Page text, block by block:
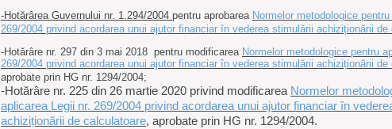
-Hotărârea Guvernului nr. 1.294/2004 pentru aprobarea Normelor metodologice
269/2004 privind acordarea unui ajutor financiar în vederea stimulării achiziționării de
-Hotărâre nr. 297 din 3 mai 2018 pentru modificarea Normelor metodologice pentru
269/2004 privind acordarea unui ajutor financiar în vederea stimulării achiziționării de
aprobate prin HG nr. 1294/2004;
-Hotărâre nr. 225 din 26 martie 2020 privind modificarea Normelor
aplicarea Legii nr. 269/2004 privind acordarea unui ajutor financiar în
achiziționării de calculatoare, aprobate prin HG nr. 1294/2004.